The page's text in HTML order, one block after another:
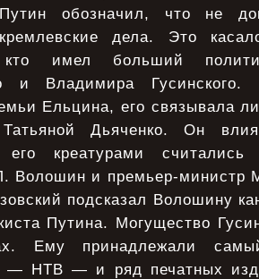
обозначил, что не
дела. Это
кто имел больший
и Владимира Гусинского.
Ельцина, его связывала
Татьяной Дьяченко. Он
его креатурами считались
Волошин и премьер-министр
подсказал Волошину
Путина. Могущество
Ему принадлежали
— НТВ — и ряд печатных